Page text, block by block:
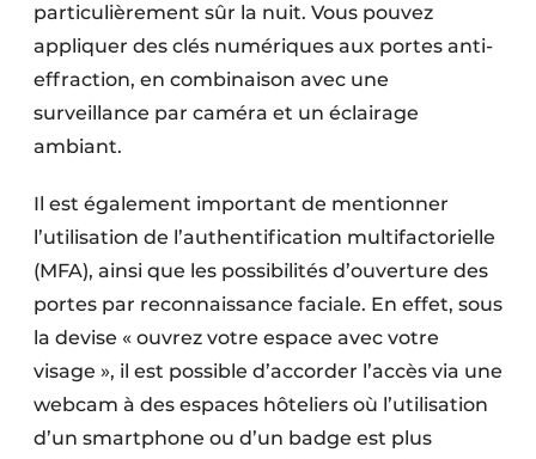
particulièrement sûr la nuit. Vous pouvez
appliquer des clés numériques aux portes anti-
effraction, en combinaison avec une
surveillance par caméra et un éclairage
ambiant.
Il est également important de mentionner
l’utilisation de l’authentification multifactorielle
(MFA), ainsi que les possibilités d’ouverture des
portes par reconnaissance faciale. En effet, sous
la devise « ouvrez votre espace avec votre
visage », il est possible d’accorder l’accès via une
webcam à des espaces hôteliers où l’utilisation
d’un smartphone ou d’un badge est plus